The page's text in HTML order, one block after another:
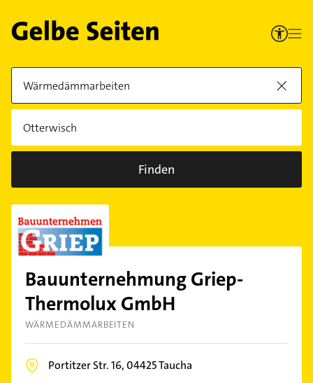
Finden
Bauunternehmung Griep-
Thermolux GmbH
WÄRMEDÄMMARBEITEN
Portitzer Str. 16,04425Taucha